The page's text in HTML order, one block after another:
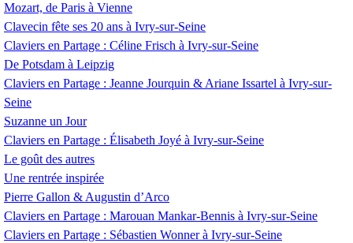
Mozart, de Paris à Vienne
Clavecin fête ses 20 ans à Ivry-sur-Seine
Claviers en Partage : Céline Frisch à Ivry-sur-Seine
De Potsdam à Leipzig
Claviers en Partage : Jeanne Jourquin & Ariane Issartel à Ivry-sur-
Seine
Suzanne un Jour
Claviers en Partage : Élisabeth Joyé à Ivry-sur-Seine
Le goût des autres
Une rentrée inspirée
Pierre Gallon & Augustin d’Arco
Claviers en Partage : Marouan Mankar-Bennis à Ivry-sur-Seine
Claviers en Partage : Sébastien Wonner à Ivry-sur-Seine